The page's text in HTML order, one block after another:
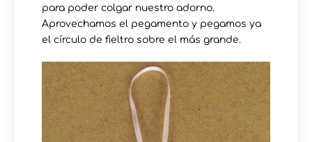
para poder colgar nuestro adorno.
Aprovechamos el pegamento y pegamos ya
el círculo de fieltro sobre el más grande.